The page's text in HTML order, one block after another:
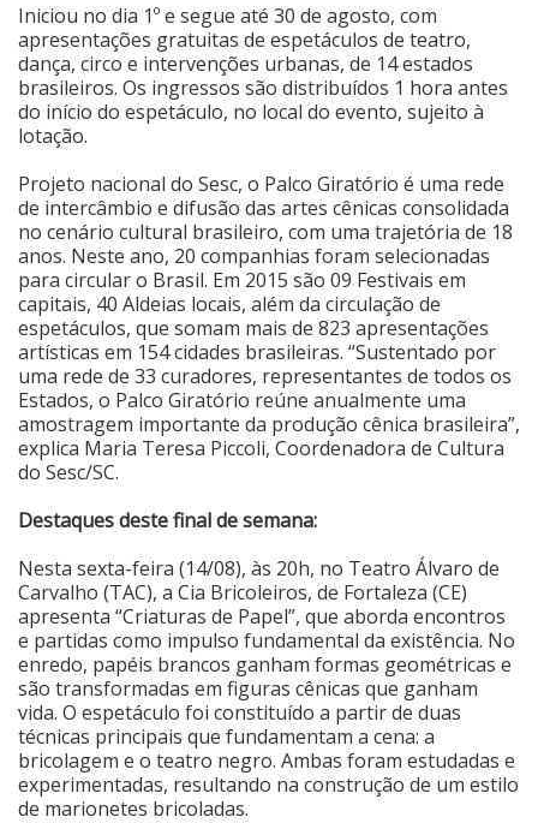
Cinema
Agenda Cultural
Anuncie
Fale Conosco
Iniciou no dia 1º e segue até 30 de agosto, com
apresentações gratuitas de espetáculos de teatro,
dança, circo e intervenções urbanas, de 14 estados
brasileiros. Os ingressos são distribuídos 1 hora antes
do início do espetáculo, no local do evento, sujeito à
lotação.
Projeto nacional do Sesc, o Palco Giratório é uma rede
de intercâmbio e difusão das artes cênicas consolidada
no cenário cultural brasileiro, com uma trajetória de 18
anos. Neste ano, 20 companhias foram selecionadas
para circular o Brasil. Em 2015 são 09 Festivais em
capitais, 40 Aldeias locais, além da circulação de
espetáculos, que somam mais de 823 apresentações
artísticas em 154 cidades brasileiras. “Sustentado por
uma rede de 33 curadores, representantes de todos os
Estados, o Palco Giratório reúne anualmente uma
amostragem importante da produção cênica brasileira”,
explica Maria Teresa Piccoli, Coordenadora de Cultura
do Sesc/SC.
Destaques deste final de semana:
Nesta sexta-feira (14/08), às 20h, no Teatro Álvaro de
Carvalho (TAC), a Cia Bricoleiros, de Fortaleza (CE)
apresenta “Criaturas de Papel”, que aborda encontros
e partidas como impulso fundamental da existência. No
enredo, papéis brancos ganham formas geométricas e
são transformadas em figuras cênicas que ganham
vida. O espetáculo foi constituído a partir de duas
técnicas principais que fundamentam a cena: a
bricolagem e o teatro negro. Ambas foram estudadas e
experimentadas, resultando na construção de um estilo
de marionetes bricoladas.